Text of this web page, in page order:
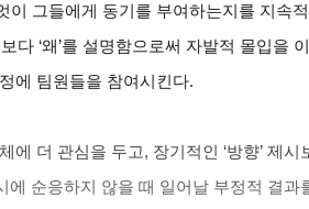
이 그들에게 동기를 부여하는지를 지속
다 ‘왜’를 설명함으로써 자발적 몰입을
에 팀원들을 참여시킨다.
에 더 관심을 두고, 장기적인 ‘방향’ 제시
에 순응하지 않을 때 일어날 부정적 결과